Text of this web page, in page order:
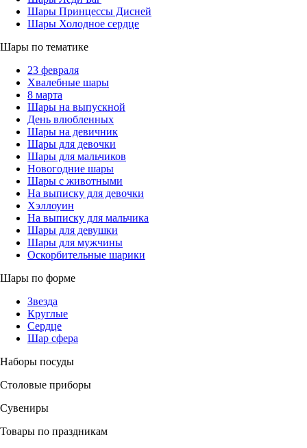
Шары Принцессы Дисней
Шары Холодное сердце
Шары по тематике
23 февраля
Хвалебные шары
8 марта
Шары на выпускной
День влюбленных
Шары на девичник
Шары для девочки
Шары для мальчиков
Новогодние шары
Шары с животными
На выписку для девочки
Хэллоуин
На выписку для мальчика
Шары для девушки
Шары для мужчины
Оскорбительные шарики
Шары по форме
Звезда
Круглые
Сердце
Шар сфера
Наборы посуды
Столовые приборы
Сувениры
Товары по праздникам